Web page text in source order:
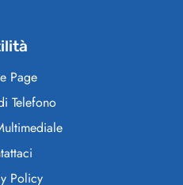
Page
Telefono
Policy